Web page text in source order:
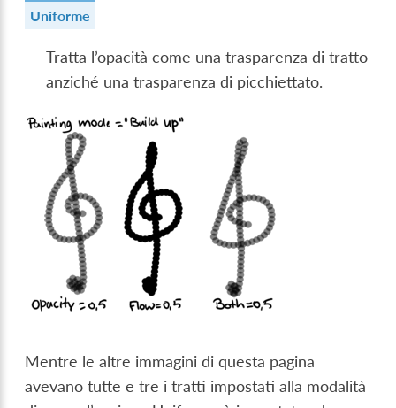
Uniforme
Tratta l’opacità come una trasparenza di tratto
anziché una trasparenza di picchiettato.
Mentre le altre immagini di questa pagina
avevano tutte e tre i tratti impostati alla modalità